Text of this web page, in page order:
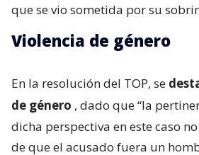
que se vio sometida por su
Violencia de género
En la resolución del TOP, se
de género , dado que “la
dicha perspectiva en este caso
de que el acusado fuera un